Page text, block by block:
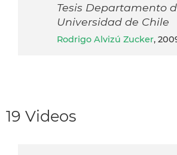
Tesis Departamento
Universidad de Chile
Rodrigo Alvizú Zucker,
19 Videos